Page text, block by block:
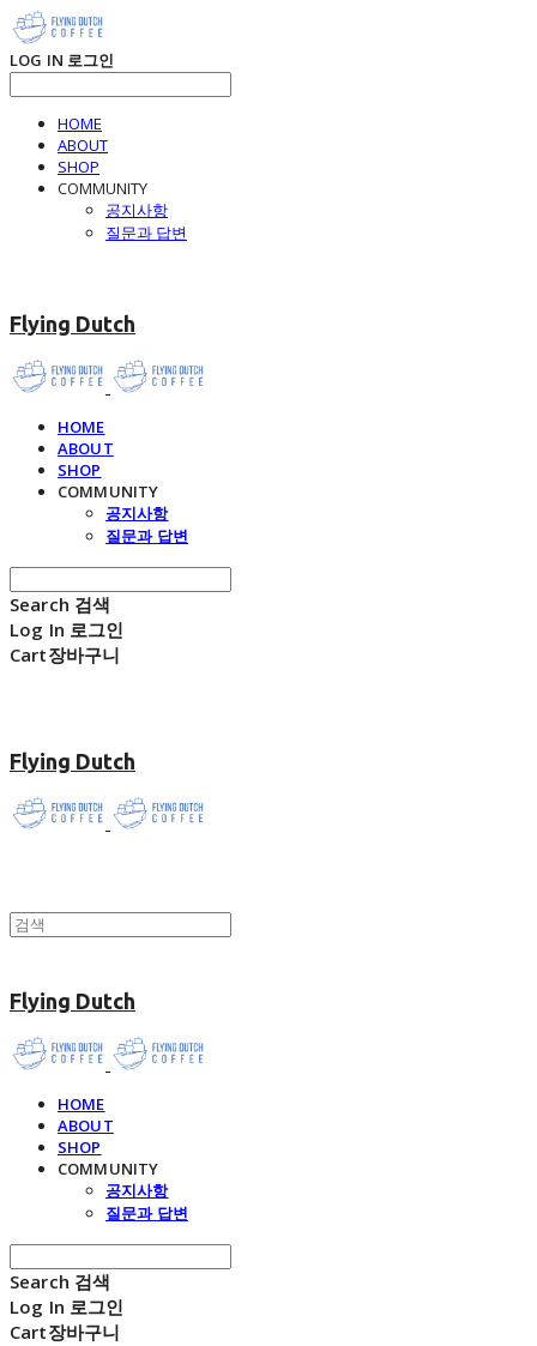
LOG IN 로그인
HOME
ABOUT
SHOP
COMMUNITY
공지사항
질문과 답변
Flying Dutch
HOME
ABOUT
SHOP
COMMUNITY
공지사항
질문과 답변
Search 검색
Log In 로그인
Cart장바구니
Flying Dutch
Flying Dutch
HOME
ABOUT
SHOP
COMMUNITY
공지사항
질문과 답변
Search 검색
Log In 로그인
Cart장바구니